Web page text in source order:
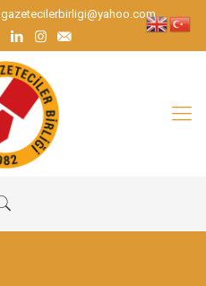
gazetecilerbirligi@yahoo.com